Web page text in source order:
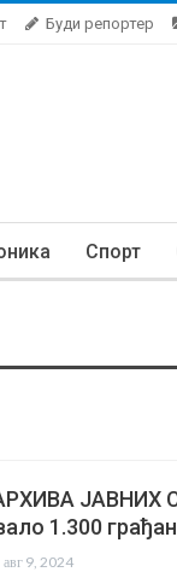
Буди репортер
Спорт
ЈАВНИХ
1.300
авг 9, 2024